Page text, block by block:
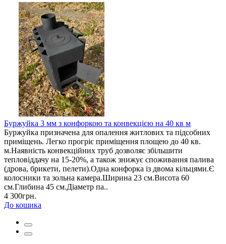
Буржуйка 3 мм з конфоркою та конвекцією на 40 кв м
Буржуйка призначена для опалення житлових та підсобних
приміщень. Легко прогріє приміщення площею до 40 кв.
м.Наявність конвекційних труб дозволяє збільшити
тепловіддачу на 15-20%, а також знижує споживання палива
(дрова, брикети, пелети).Одна конфорка із двома кільцями.Є
колосники та зольна камера.Ширина 23 см.Висота 60
см.Глибина 45 см.Діаметр па..
4 300грн.
До кошика